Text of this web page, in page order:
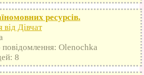
ресурсів.
від Дівчат
повідомлення: Olenochka
8